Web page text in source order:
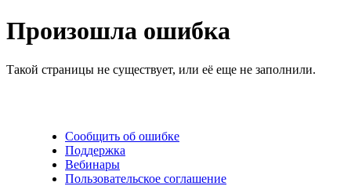
Произошла ошибка
Такой страницы не существует, или её еще не заполнили.
Сообщить об ошибке
Поддержка
Вебинары
Пользовательское соглашение